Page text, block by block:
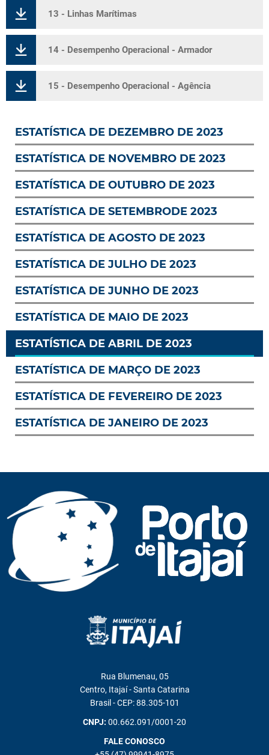
ESTATÍSTICA DE DEZEMBRO DE 2023
ESTATÍSTICA DE NOVEMBRO DE 2023
ESTATÍSTICA DE OUTUBRO DE 2023
ESTATÍSTICA DE SETEMBRODE 2023
ESTATÍSTICA DE AGOSTO DE 2023
ESTATÍSTICA DE JULHO DE 2023
ESTATÍSTICA DE JUNHO DE 2023
ESTATÍSTICA DE MAIO DE 2023
ESTATÍSTICA DE ABRIL DE 2023
ESTATÍSTICA DE MARÇO DE 2023
ESTATÍSTICA DE FEVEREIRO DE 2023
ESTATÍSTICA DE JANEIRO DE 2023
13 - Linhas Marítimas
14 - Desempenho Operacional - Armador
15 - Desempenho Operacional - Agência
Rua Blumenau, 05
Centro, Itajaí - Santa Catarina
Brasil - CEP: 88.305-101
CNPJ: 00.662.091/0001-20
FALE CONOSCO